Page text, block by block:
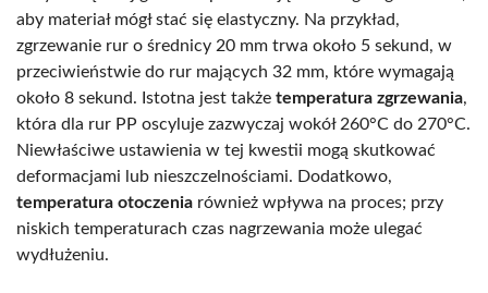
aby materiał mógł stać się elastyczny. Na przykład,
zgrzewanie rur o średnicy 20 mm trwa około 5 sekund, w
przeciwieństwie do rur mających 32 mm, które wymagają
około 8 sekund. Istotna jest także temperatura zgrzewania,
która dla rur PP oscyluje zazwyczaj wokół 260°C do 270°C.
Niewłaściwe ustawienia w tej kwestii mogą skutkować
deformacjami lub nieszczelnościami. Dodatkowo,
temperatura otoczenia również wpływa na proces; przy
niskich temperaturach czas nagrzewania może ulegać
wydłużeniu.